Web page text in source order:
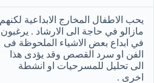
يحب الاطفال المخارج الابداعية لكنهم
مازالو في حاجة الى الارشاد . يرغبون
في ابداع بعض الاشياء الملحوظة فى
الفن او سرد القصص وقد يؤدى هذا
الى تحليل للمسرحيات او انشطة
اخرى .